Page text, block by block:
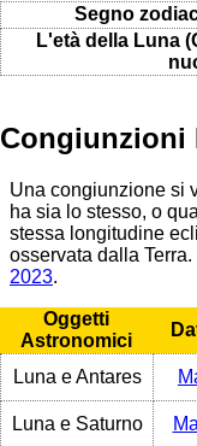
Segno
L'età della Luna
Congiunzioni
Una congiunzione si
ha sia lo stesso, o
stessa longitudine
osservata dalla
2023.
Oggetti
Astronomici
Luna e Antares
Luna e Saturno